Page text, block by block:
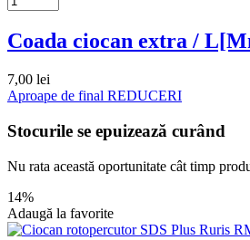
Coada ciocan extra /
7,00 lei
Aproape de final REDUCERI
Stocurile se epuizează curând
Nu rata această oportunitate cât timp
14%
Adaugă la favorite